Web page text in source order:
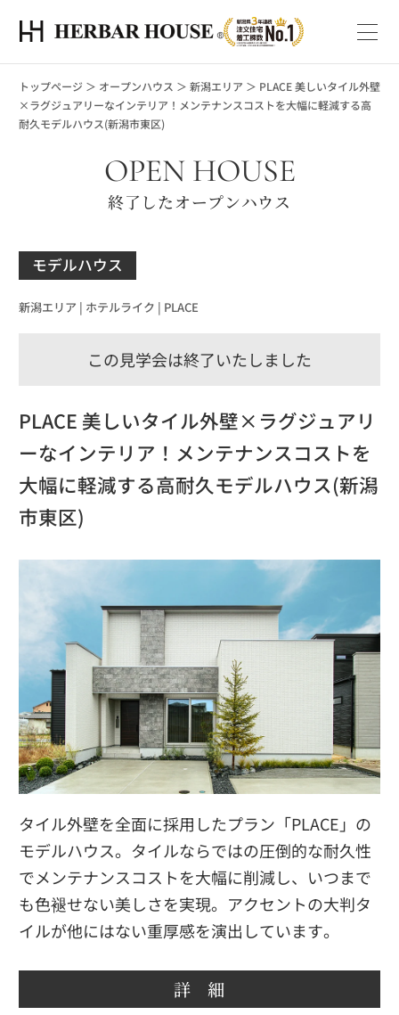
トップページ ＞ オープンハウス ＞ 新潟エリア ＞ PLACE 美しいタイル外壁
×ラグジュアリーなインテリア！メンテナンスコストを大幅に軽減する高
耐久モデルハウス(新潟市東区)
OPEN HOUSE
終了したオープンハウス
モデルハウス
新潟エリア | ホテルライク | PLACE
この見学会は終了いたしました
PLACE 美しいタイル外壁×ラグジュアリ
ーなインテリア！メンテナンスコストを
大幅に軽減する高耐久モデルハウス(新潟
市東区)
タイル外壁を全面に採用したプラン「PLACE」の
モデルハウス。タイルならではの圧倒的な耐久性
でメンテナンスコストを大幅に削減し、いつまで
も色褪せない美しさを実現。アクセントの大判タ
イルが他にはない重厚感を演出しています。
詳 細